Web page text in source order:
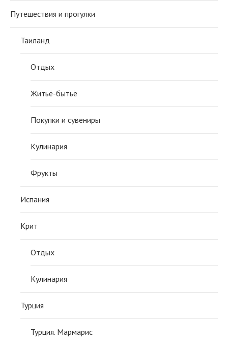
Путешествия и прогулки
Таиланд
Отдых
Житьё-бытьё
Покупки и сувениры
Кулинария
Фрукты
Испания
Крит
Отдых
Кулинария
Турция
Турция. Мармарис